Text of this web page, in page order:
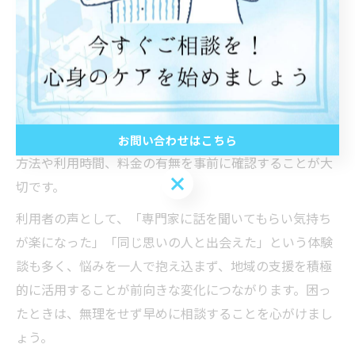
る支援窓口や居場所が複数あります。選ぶ際は、プライ
バシー保護や専門スタッフの有無、相談方法（対面・電
話・オンライン）などを基準にしましょう。
例えば、水戸市の無料相談窓口やカウンセリングセンタ
ー、引きこもりや不登校向けの居場所など、目的や悩み
に応じて選択肢があります。初めて利用する際は、受付
方法や利用時間、料金の有無を事前に確認することが大
切です。
利用者の声として、「専門家に話を聞いてもらい気持ち
が楽になった」「同じ思いの人と出会えた」という体験
談も多く、悩みを一人で抱え込まず、地域の支援を積極
的に活用することが前向きな変化につながります。困っ
たときは、無理をせず早めに相談することを心がけまし
ょう。
お問い合わせはこちら
お問い合わせはこちら